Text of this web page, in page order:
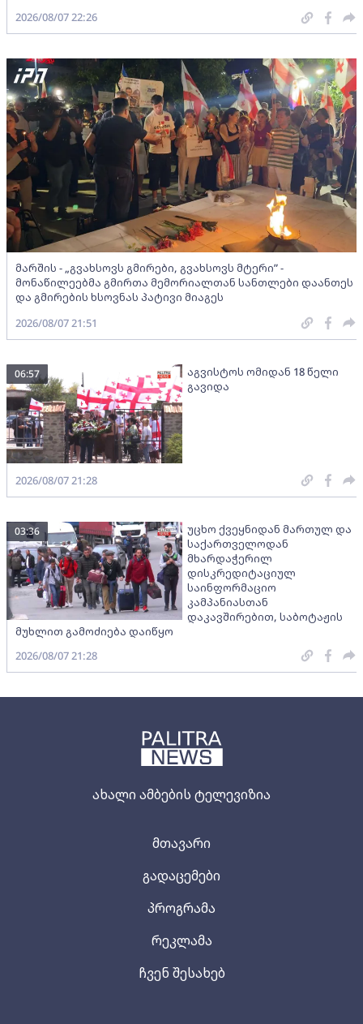
ახალი ამბების ტელევიზია
მთავარი
გადაცემები
პროგრამა
რეკლამა
ჩვენ შესახებ
2026/08/07 22:26
მარშის - „გვახსოვს გმირები, გვახსოვს მტერი” -
მონაწილეებმა გმირთა მემორიალთან სანთლები დაანთეს
და გმირების ხსოვნას პატივი მიაგეს
2026/08/07 21:51
აგვისტოს ომიდან 18 წელი
გავიდა
06:57
2026/08/07 21:28
უცხო ქვეყნიდან მართულ და
საქართველოდან
მხარდაჭერილ
დისკრედიტაციულ
საინფორმაციო
კამპანიასთან
დაკავშირებით, საბოტაჟის
მუხლით გამოძიება დაიწყო
03:36
2026/08/07 21:28